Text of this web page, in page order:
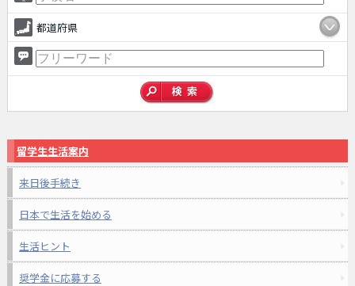
都道府県
留学生生活案内
来日後手続き
日本で生活を始める
生活ヒント
奨学金に応募する